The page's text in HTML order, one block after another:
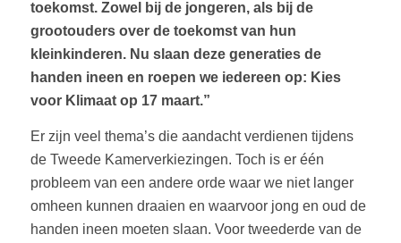
toekomst. Zowel bij de jongeren, als bij de
grootouders over de toekomst van hun
kleinkinderen. Nu slaan deze generaties de
handen ineen en roepen we iedereen op: Kies
voor Klimaat op 17 maart.”
Er zijn veel thema’s die aandacht verdienen tijdens
de Tweede Kamerverkiezingen. Toch is er één
probleem van een andere orde waar we niet langer
omheen kunnen draaien en waarvoor jong en oud de
handen ineen moeten slaan. Voor tweederde van de